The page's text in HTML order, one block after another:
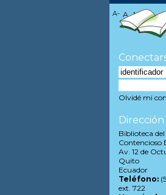
A- A A+
Olvidé mi
Dirección
Biblioteca
Contencioso
Av. 12 de
Quito
Ecuador
Teléfono:
ext. 722